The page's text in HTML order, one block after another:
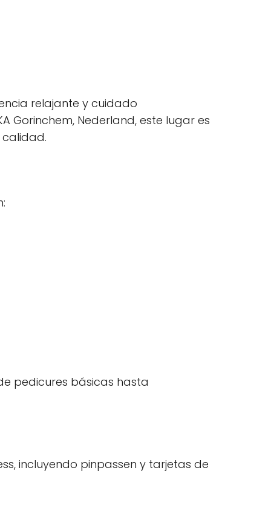
relajante y cuidado
Gorinchem, Nederland, este lugar es
pedicures básicas hasta
incluyendo pinpassen y tarjetas de